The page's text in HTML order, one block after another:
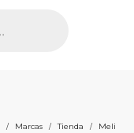
/ Marcas / Tienda / Meli